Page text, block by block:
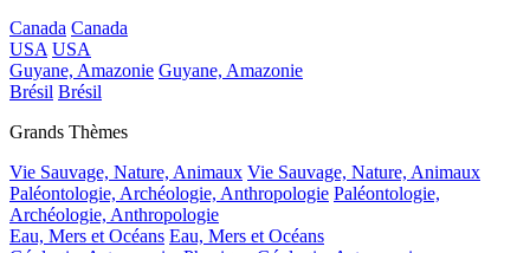
Canada Canada
USA USA
Guyane, Amazonie Guyane, Amazonie
Brésil Brésil
Grands Thèmes
Vie Sauvage, Nature, Animaux Vie Sauvage, Nature, Animaux
Paléontologie, Archéologie, Anthropologie Paléontologie,
Archéologie, Anthropologie
Eau, Mers et Océans Eau, Mers et Océans